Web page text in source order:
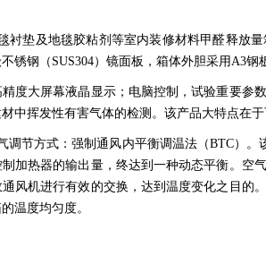
衬垫及地毯胶粘剂等室内装修材料甲醛释放
锈钢（SUS304）镜面板，箱体外胆采用A3钢
度大屏幕液晶显示；电脑控制，试验重要参
中挥发性有害气体的检测。该产品大特点在
调节方式：强制通风内平衡调温法（BTC）
加热器的输出量，终达到一种动态平衡。空
风机进行有效的交换，达到温度变化之目的
温度均匀度。